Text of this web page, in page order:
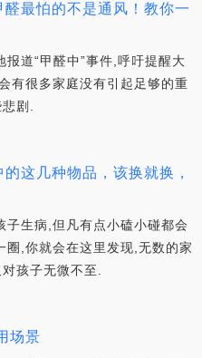
最怕的不是通风！教你一
道“甲醛中”事件,呼吁提醒大
有很多家庭没有引起足够的重
剧.
这几种物品，该换就换，
子生病,但凡有点小磕小碰都会
圈,你就会在这里发现,无数的家
孩子无微不至.
场景